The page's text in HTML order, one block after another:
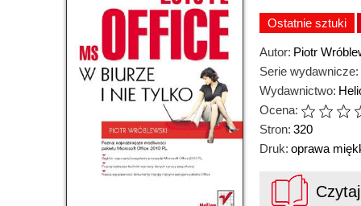
Ostatnie sztuki
Autor: Piotr
Serie wydawnicze:
Wydawnictwo:
Ocena:
Stron: 320
Druk: oprawa